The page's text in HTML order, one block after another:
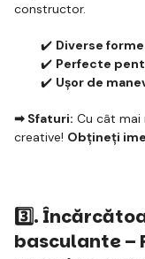
constructor.
✔️ Diverse
✔️ Perfecte
✔️ Ușor de
➡ Sfaturi: Cu cât
creative! Obțineți
3️⃣.
basculante –